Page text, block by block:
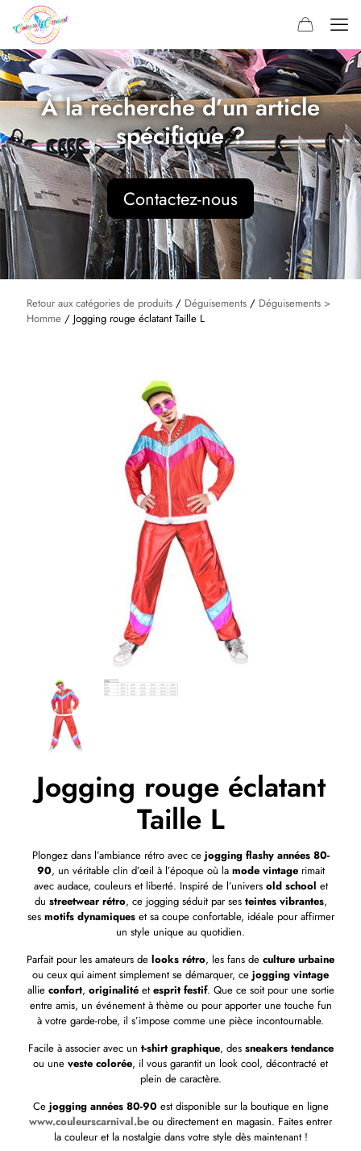
À la recherche d’un article
spécifique ?
Contactez-nous
Retour aux catégories de produits / Déguisements / Déguisements >
Homme / Jogging rouge éclatant Taille L
Jogging rouge éclatant
Taille L
Plongez dans l’ambiance rétro avec ce jogging flashy années 80-
90, un véritable clin d’œil à l’époque où la mode vintagerimait
avec audace, couleurs et liberté. Inspiré de l’univers old school et
du streetwear rétro, ce jogging séduit par ses teintes vibrantes,
ses motifs dynamiqueset sa coupe confortable, idéale pour affirmer
un style unique au quotidien.
Parfait pour les amateurs de looks rétro, les fans de culture urbaine
ou ceux qui aiment simplement se démarquer, ce jogging vintage
allie confort, originalitéet esprit festif. Que ce soit pour une sortie
entre amis, un événement à thème ou pour apporter une touche fun
à votre garde-robe, il s’impose comme une pièce incontournable.
Facile à associer avec un t-shirt graphique, des sneakers tendance
ou une veste colorée, il vous garantit un look cool, décontracté et
plein de caractère.
Ce jogging années 80-90 est disponible sur la boutique en ligne
www.couleurscarnival.be ou directement en magasin. Faites entrer
la couleur et la nostalgie dans votre style dès maintenant !